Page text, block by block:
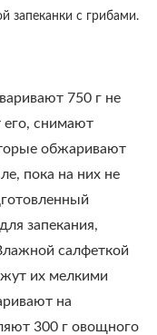
запеканки с грибами.
750 г не
снимают
обжаривают
пока на них не
запекания,
салфеткой
их мелкими
на
300 г овощного